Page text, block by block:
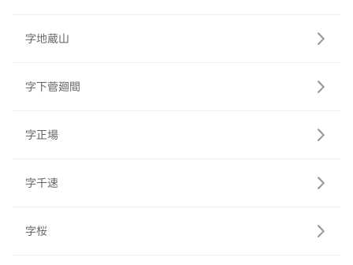
字地蔵山
字下菅廻間
字正場
字千速
字桜